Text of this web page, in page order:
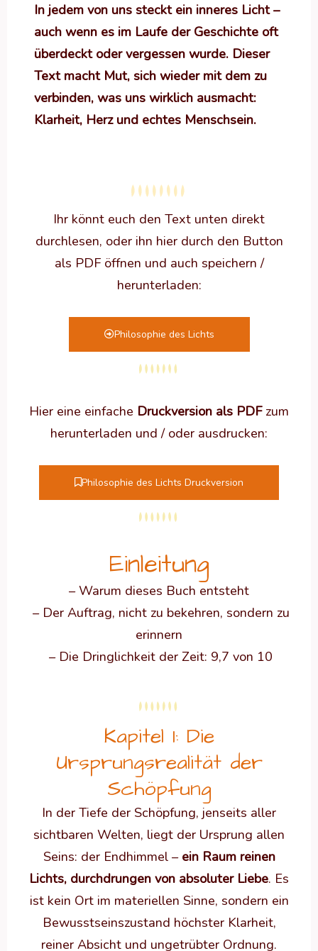
In jedem von uns steckt ein inneres Licht –
auch wenn es im Laufe der Geschichte oft
überdeckt oder vergessen wurde. Dieser
Text macht Mut, sich wieder mit dem zu
verbinden, was uns wirklich ausmacht:
Klarheit, Herz und echtes Menschsein.
Ihr könnt euch den Text unten direkt
durchlesen, oder ihn hier durch den Button
als PDF öffnen und auch speichern /
herunterladen:
Philosophie des Lichts
Hier eine einfache Druckversion als PDFzum
herunterladen und / oder ausdrucken:
Philosophie des Lichts Druckversion
Einleitung
– Warum dieses Buch entsteht
– Der Auftrag, nicht zu bekehren, sondern zu
erinnern
– Die Dringlichkeit der Zeit: 9,7 von 10
Kapitel 1: Die
Ursprungsrealität der
Schöpfung
In der Tiefe der Schöpfung, jenseits aller
sichtbaren Welten, liegt der Ursprung allen
Seins: der Endhimmel – ein Raum reinen
Lichts, durchdrungen von absoluter Liebe. Es
ist kein Ort im materiellen Sinne, sondern ein
Bewusstseinszustand höchster Klarheit,
reiner Absicht und ungetrübter Ordnung.